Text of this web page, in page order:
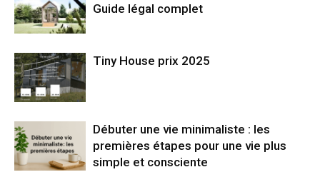
Guide légal complet
Tiny House prix 2025
Débuter une vie minimaliste : les
premières étapes pour une vie plus
simple et consciente